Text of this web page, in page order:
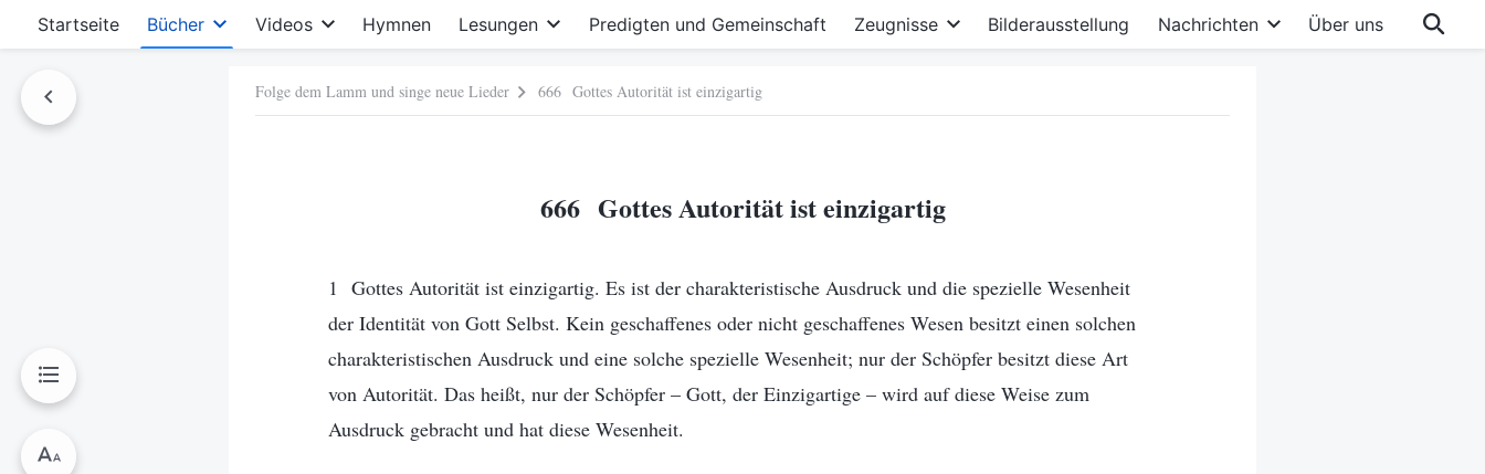
Startseite Bücher Videos Hymnen Lesungen Predigten und Gemeinschaft Zeugnisse Bilderausstellung Nachrichten Über uns
Folge dem Lamm und singe neue Lieder 666 Gottes Autorität ist einzigartig
666 Gottes Autorität ist einzigartig
1 Gottes Autorität ist einzigartig. Es ist der charakteristische Ausdruck und die spezielle Wesenheit
der Identität von Gott Selbst. Kein geschaffenes oder nicht geschaffenes Wesen besitzt einen solchen
charakteristischen Ausdruck und eine solche spezielle Wesenheit; nur der Schöpfer besitzt diese Art
von Autorität. Das heißt, nur der Schöpfer – Gott, der Einzigartige – wird auf diese Weise zum
Ausdruck gebracht und hat diese Wesenheit.